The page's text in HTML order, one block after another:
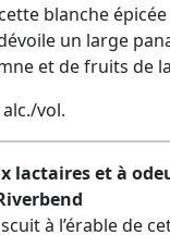
blanche
un large
et de fruits de
vol.
lactaires et à
à l’érable de